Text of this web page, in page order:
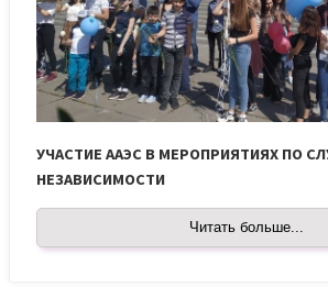
УЧАСТИЕ ААЭС В МЕРОПРИЯТИЯХ ПО
НЕЗАВИСИМОСТИ
Читать больше...